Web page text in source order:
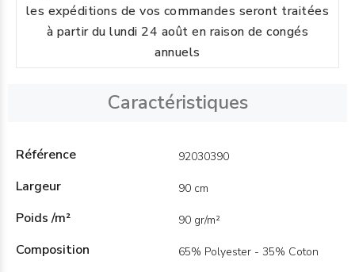
les expéditions de vos commandes seront traitées
à partir du lundi 24 août en raison de congés
annuels
Caractéristiques
Référence 92030390
Largeur 90 cm
Poids /m² 90 gr/m²
Composition 65% Polyester - 35% Coton